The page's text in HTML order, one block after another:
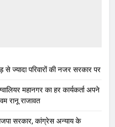
ज्यादा परिवारों की नजर सरकार पर
महानगर का हर कार्यकर्ता अपने
रानू राजावत
सरकार, कांग्रेस अन्याय के